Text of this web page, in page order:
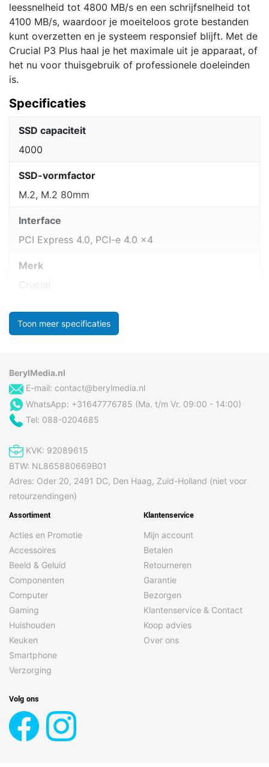
leessnelheid tot 4800 MB/s en een schrijfsnelheid tot
4100 MB/s, waardoor je moeiteloos grote bestanden
kunt overzetten en je systeem responsief blijft. Met de
Crucial P3 Plus haal je het maximale uit je apparaat, of
het nu voor thuisgebruik of professionele doeleinden
is.
Specificaties
SSD capaciteit
4000
SSD-vormfactor
M.2, M.2 80mm
Interface
PCI Express 4.0, PCI-e 4.0 x4
Merk
Crucial
Toon meer specificaties
BerylMedia.nl
E-mail: contact@berylmedia.nl
WhatsApp: +31647776785 (Ma. t/m Vr. 09:00 - 14:00)
Tel: 088-0204685
KVK: 92089615
BTW: NL865880669B01
Adres: Oder 20, 2491 DC, Den Haag, Zuid-Holland (niet voor
retourzendingen)
Assortiment
Acties en Promotie
Accessoires
Beeld & Geluid
Componenten
Computer
Gaming
Huishouden
Keuken
Smartphone
Verzorging
Klantenservice
Mijn account
Betalen
Retourneren
Garantie
Bezorgen
Klantenservice & Contact
Koop advies
Over ons
Volg ons